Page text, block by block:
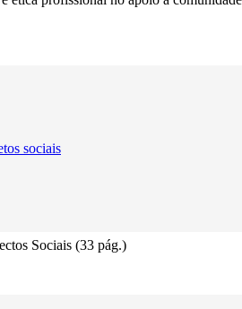
sociais
Sociais (33 pág.)